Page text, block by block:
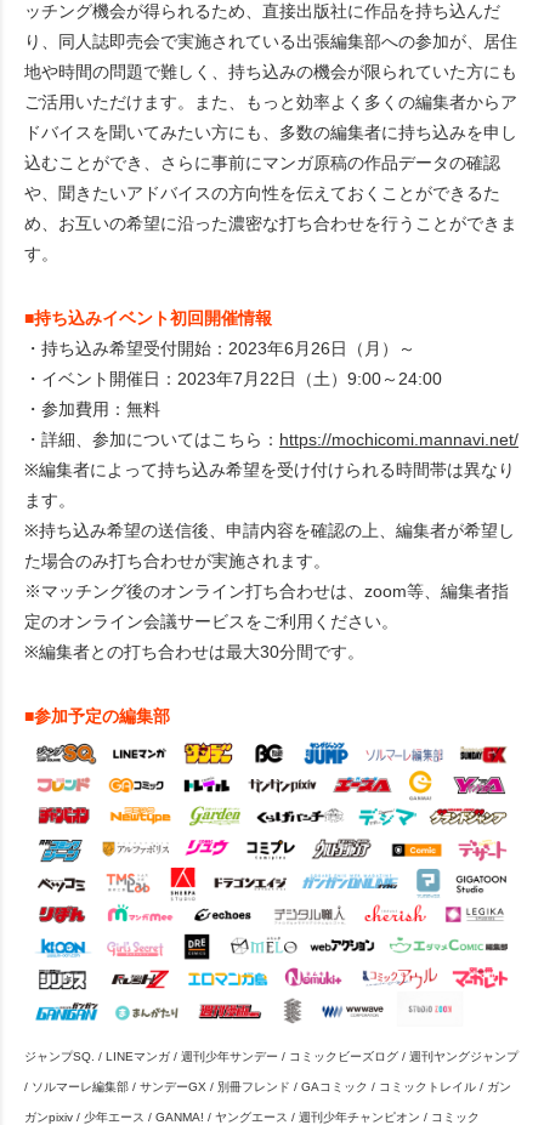
ッチング機会が得られるため、直接出版社に作品を持ち込んだ
り、同人誌即売会で実施されている出張編集部への参加が、居住
地や時間の問題で難しく、持ち込みの機会が限られていた方にも
ご活用いただけます。また、もっと効率よく多くの編集者からア
ドバイスを聞いてみたい方にも、多数の編集者に持ち込みを申し
込むことができ、さらに事前にマンガ原稿の作品データの確認
や、聞きたいアドバイスの方向性を伝えておくことができるた
め、お互いの希望に沿った濃密な打ち合わせを行うことができま
す。
■持ち込みイベント初回開催情報
・持ち込み希望受付開始：2023年6月26日（月）～
・イベント開催日：2023年7月22日（土）9:00～24:00
・参加費用：無料
・詳細、参加についてはこちら： https://mochicomi.mannavi.net/
※編集者によって持ち込み希望を受け付けられる時間帯は異なり
ます。
※持ち込み希望の送信後、申請内容を確認の上、編集者が希望し
た場合のみ打ち合わせが実施されます。
※マッチング後のオンライン打ち合わせは、zoom等、編集者指
定のオンライン会議サービスをご利用ください。
※編集者との打ち合わせは最大30分間です。
■参加予定の編集部
ジャンプSQ. / LINEマンガ / 週刊少年サンデー / コミックビーズログ / 週刊ヤングジャンプ
/ ソルマーレ編集部 / サンデーGX / 別冊フレンド / GAコミック / コミックトレイル / ガン
ガンpixiv / 少年エース / GANMA! / ヤングエース / 週刊少年チャンピオン / コミック